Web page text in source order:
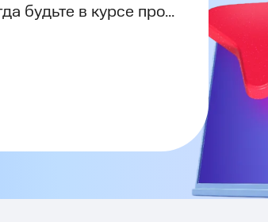
будьте в курсе про...